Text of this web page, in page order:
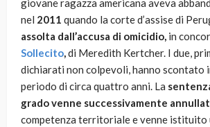
giovane ragazza americana aveva
nel 2011 quando la corte d’assise di
assolta dall’accusa di omicidio, in
Sollecito,di Meredith Kertcher. I due,
dichiarati non colpevoli, hanno scontato
periodo di circa quattro anni. La
grado venne successivamente
competenza territoriale e venne istituito